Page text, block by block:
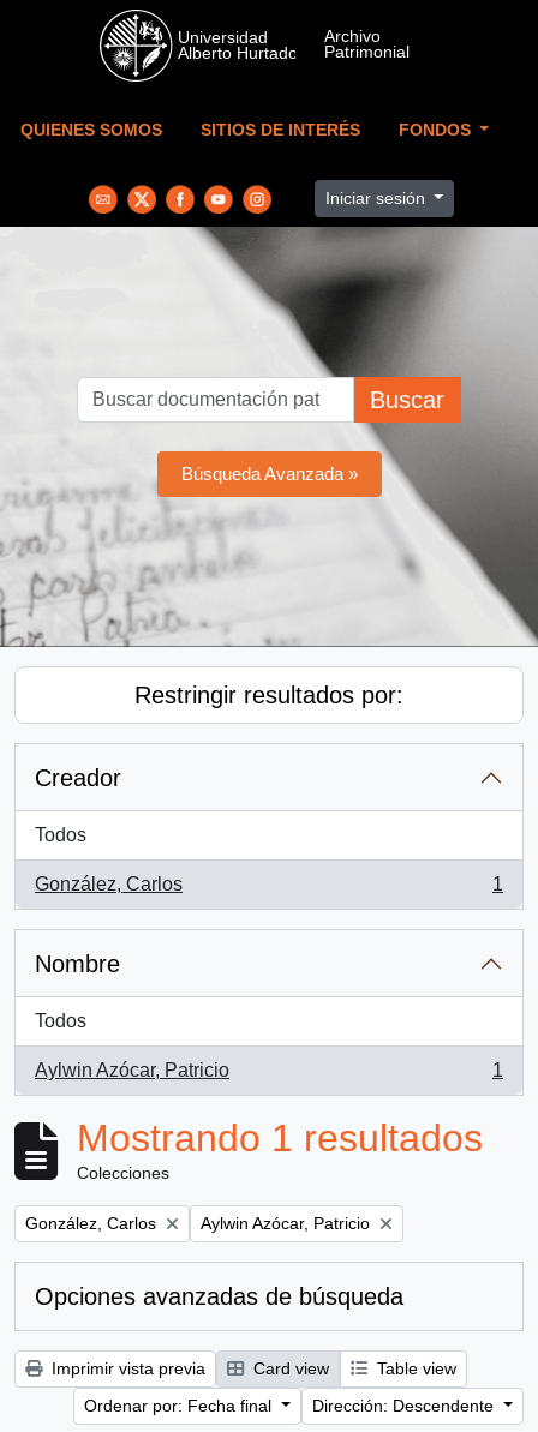
Skip to main content
QUIENES SOMOS SITIOS DE INTERÉS FONDOS
Iniciar sesión
Buscar
Búsqueda Avanzada »
Restringir resultados por:
Creador
Todos
González, Carlos
, 1 resultados
1
Nombre
Todos
Aylwin Azócar, Patricio
, 1 resultados
1
Mostrando 1 resultados
Colecciones
Remove filter:
González, Carlos Remove filter:
Aylwin Azócar, Patricio
Opciones avanzadas de búsqueda
Imprimir vista previa Card view
Table view
Ordenar por: Fecha final
Dirección: Descendente